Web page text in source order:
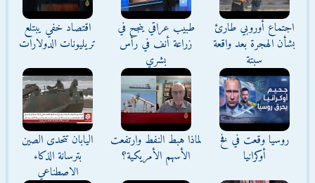
اجتماع أوروبي طارئ
بشأن الهجرة بعد واقعة
سبتة
طبيب عراقي ينجح في
زراعة أنف في رأس
بشري
اقتصاد خفي يبتلع
تريليونات الدولارات
روسيا وقعت في فخ
أوكرانيا
لماذا هبط النفط وارتفعت
الأسهم الأمريكية؟
اليابان تتحدى الصين
بترسانة الذكاء
الاصطناعي